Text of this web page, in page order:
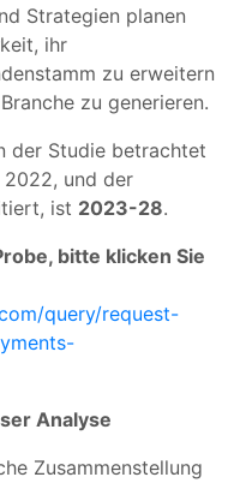
Strategien planen
ihr
zu erweitern
zu generieren.
der Studie betrachtet
2022, und der
ist 2023-28.
bitte klicken Sie
query/request-
Analyse
Zusammenstellung